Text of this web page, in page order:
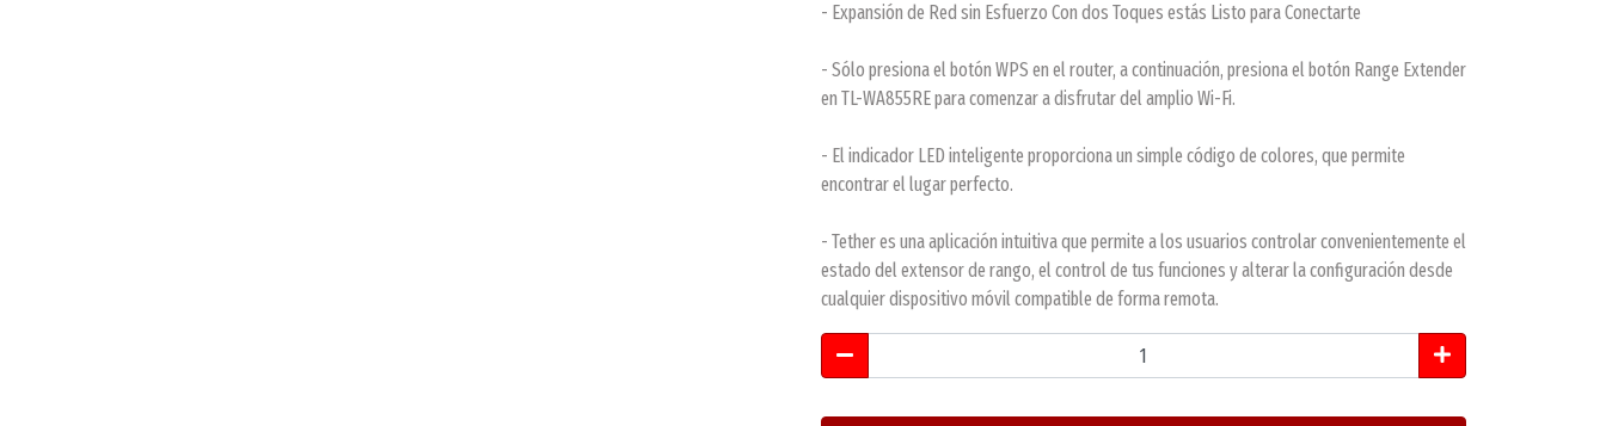
- Expansión de Red sin Esfuerzo Con dos Toques estás Listo para Conectarte
- Sólo presiona el botón WPS en el router, a continuación, presiona el botón Range Extender
en TL-WA855RE para comenzar a disfrutar del amplio Wi-Fi.
- El indicador LED inteligente proporciona un simple código de colores, que permite
encontrar el lugar perfecto.
- Tether es una aplicación intuitiva que permite a los usuarios controlar convenientemente el
estado del extensor de rango, el control de tus funciones y alterar la configuración desde
cualquier dispositivo móvil compatible de forma remota.